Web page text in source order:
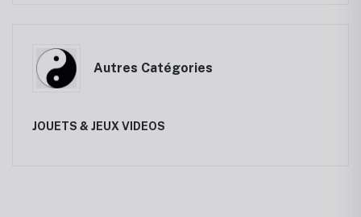
Autres Catégories
JOUETS & JEUX VIDEOS